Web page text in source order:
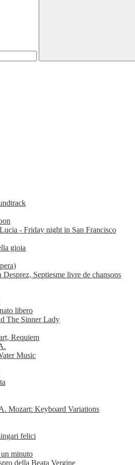
- Friday night in San Francisco
gioia
Septiesme livre de chansons
libero
The Sinner Lady
Requiem
Music
Mozart: Keyboard Variations
felici
minuto
della Beata Vergine